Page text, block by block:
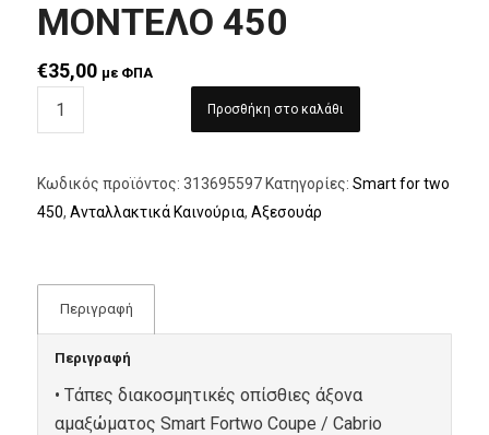
ΜΟΝΤΕΛΟ 450
€35,00 με ΦΠΑ
Προσθήκη στο καλάθι
Κωδικός προϊόντος: 313695597 Κατηγορίες: Smart for two
450, Ανταλλακτικά Καινούρια, Αξεσουάρ
Περιγραφή
Περιγραφή
• Τάπες διακοσμητικές οπίσθιες άξονα
αμαξώματος Smart Fortwo Coupe / Cabrio